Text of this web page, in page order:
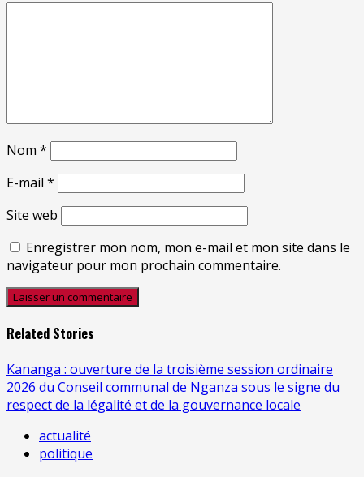
Nom *
E-mail *
Site web
Enregistrer mon nom, mon e-mail et mon site dans le
navigateur pour mon prochain commentaire.
Related Stories
Kananga : ouverture de la troisième session ordinaire
2026 du Conseil communal de Nganza sous le signe du
respect de la légalité et de la gouvernance locale
actualité
politique